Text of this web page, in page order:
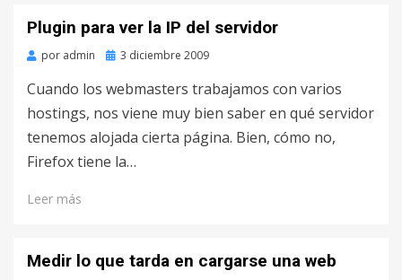
Plugin para ver la IP del servidor
por admin
Publicado
3 diciembre 2009
Cuando los webmasters trabajamos con varios
hostings, nos viene muy bien saber en qué servidor
tenemos alojada cierta página. Bien, cómo no,
Firefox tiene la…
Leer más
Medir lo que tarda en cargarse una web